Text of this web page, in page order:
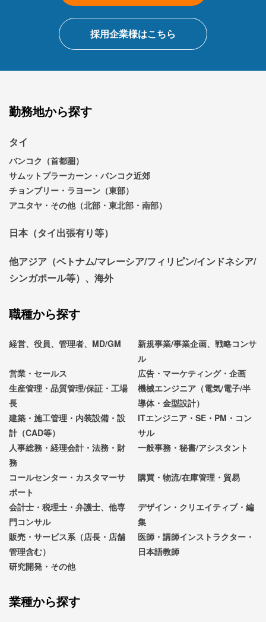
採用企業様はこちら
勤務地から探す
タイ
バンコク（首都圏）
サムットプラーカーン・バンコク近郊
チョンブリー・ラヨーン（東部）
アユタヤ・その他（北部・東北部・南部）
日本（タイ出張有り等）
他アジア（ベトナム/マレーシア/フィリピン/インドネシア/
シンガポール等）、海外
職種から探す
経営、役員、管理者、MD/GM
新規事業/事業企画、戦略コンサ
ル
営業・セールス
広告・マーケティング・企画
生産管理・品質管理/保証・工場
長
機械エンジニア（電気/電子/半
導体・金型設計）
建築・施工管理・内装設備・設
計（CAD等）
ITエンジニア・SE・PM・コン
サル
人事総務・経理会計・法務・財
務
一般事務・秘書/アシスタント
コールセンター・カスタマーサ
ポート
購買・物流/在庫管理・貿易
会計士・税理士・弁護士、他専
門コンサル
デザイン・クリエイティブ・編
集
販売・サービス系（店長・店舗
管理含む）
医師・講師インストラクター・
日本語教師
研究開発・その他
業種から探す